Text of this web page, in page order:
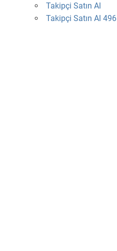
Takipçi Satın Al
Takipçi Satın Al 496